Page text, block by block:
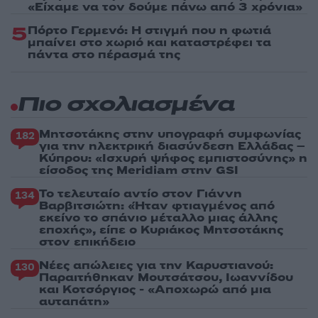
«Είχαμε να τον δούμε πάνω από 3 χρόνια»
5Πόρτο Γερμενό: Η στιγμή που η φωτιά
μπαίνει στο χωριό και καταστρέφει τα
πάντα στο πέρασμά της
Πιο σχολιασμένα
182 Μητσοτάκης στην υπογραφή συμφωνίας
για την ηλεκτρική διασύνδεση Ελλάδας –
Κύπρου: «Ισχυρή ψήφος εμπιστοσύνης» η
είσοδος της Meridiam στην GSI
134 Το τελευταίο αντίο στον Γιάννη
Βαρβιτσιώτη: «Ήταν φτιαγμένος από
εκείνο το σπάνιο μέταλλο μιας άλλης
εποχής», είπε ο Κυριάκος Μητσοτάκης
στον επικήδειο
130 Νέες απώλειες για την Καρυστιανού:
Παραιτήθηκαν Μουτσάτσου, Ιωαννίδου
και Κοτσόργιος - «Αποχωρώ από μια
αυταπάτη»